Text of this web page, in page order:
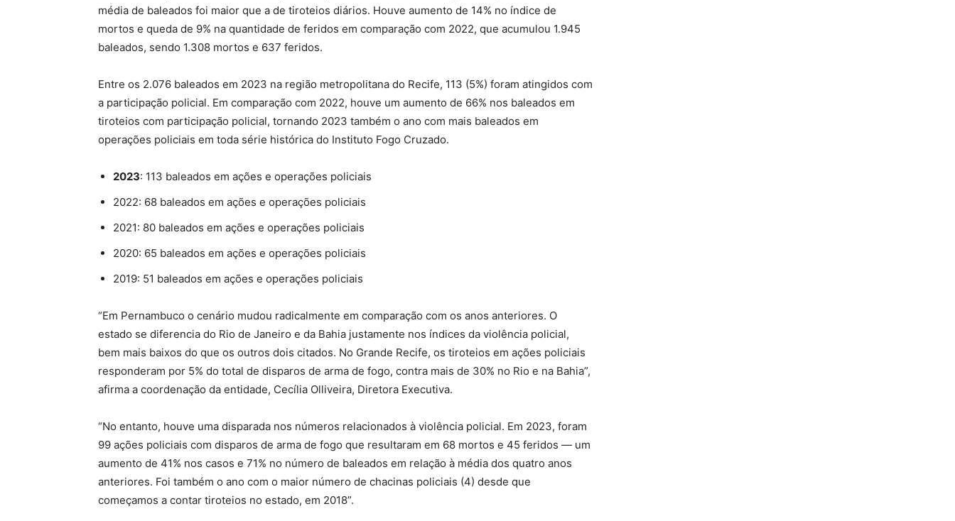
média de baleados foi maior que a de tiroteios diários. Houve aumento de 14% no índice de
mortos e queda de 9% na quantidade de feridos em comparação com 2022, que acumulou 1.945
baleados, sendo 1.308 mortos e 637 feridos.
Entre os 2.076 baleados em 2023 na região metropolitana do Recife, 113 (5%) foram atingidos com
a participação policial. Em comparação com 2022, houve um aumento de 66% nos baleados em
tiroteios com participação policial, tornando 2023 também o ano com mais baleados em
operações policiais em toda série histórica do Instituto Fogo Cruzado.
2023: 113 baleados em ações e operações policiais
2022: 68 baleados em ações e operações policiais
2021: 80 baleados em ações e operações policiais
2020: 65 baleados em ações e operações policiais
2019: 51 baleados em ações e operações policiais
“Em Pernambuco o cenário mudou radicalmente em comparação com os anos anteriores. O
estado se diferencia do Rio de Janeiro e da Bahia justamente nos índices da violência policial,
bem mais baixos do que os outros dois citados. No Grande Recife, os tiroteios em ações policiais
responderam por 5% do total de disparos de arma de fogo, contra mais de 30% no Rio e na Bahia”,
afirma a coordenação da entidade, Cecília Olliveira, Diretora Executiva.
“No entanto, houve uma disparada nos números relacionados à violência policial. Em 2023, foram
99 ações policiais com disparos de arma de fogo que resultaram em 68 mortos e 45 feridos — um
aumento de 41% nos casos e 71% no número de baleados em relação à média dos quatro anos
anteriores. Foi também o ano com o maior número de chacinas policiais (4) desde que
começamos a contar tiroteios no estado, em 2018”.